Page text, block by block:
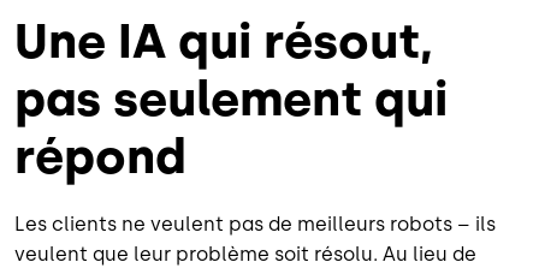
Une IA qui résout,
pas seulement qui
répond
Les clients ne veulent pas de meilleurs robots – ils
veulent que leur problème soit résolu. Au lieu de